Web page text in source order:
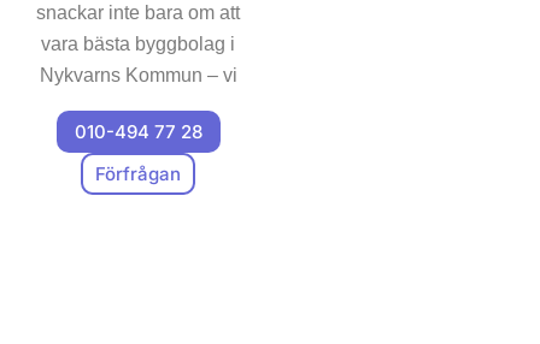
snackar inte bara om att
vara bästa byggbolag i
Nykvarns Kommun – vi
bevisar det, projekt efter
projekt. Föreställ dig ett
team som är besatta av
kvalitet och som faktiskt
010-494 77 28
Förfrågan